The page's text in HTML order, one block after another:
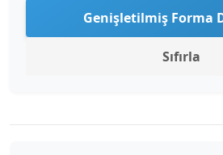
Genişletilmiş Forma
Sıfırla